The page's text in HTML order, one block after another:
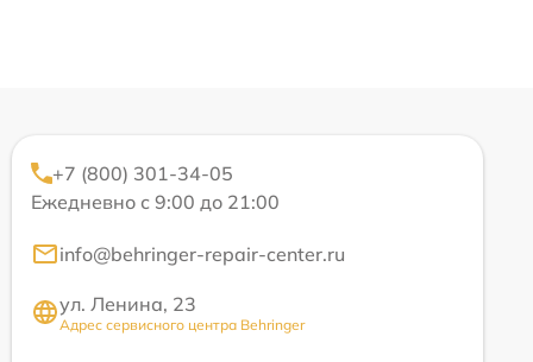
+7 (800) 301-34-05
Ежедневно с 9:00 до 21:00
info@behringer-repair-center.ru
ул. Ленина, 23
Адрес сервисного центра Behringer